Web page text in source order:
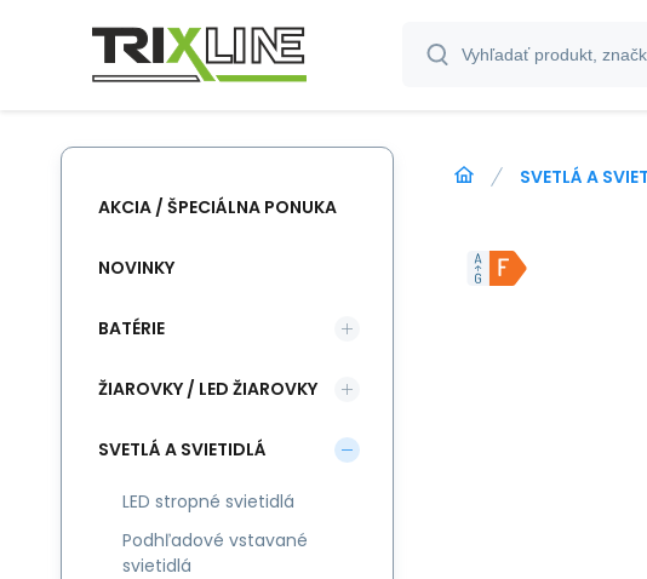
SVETLÁ A
AKCIA / ŠPECIÁLNA PONUKA
NOVINKY
BATÉRIE
ŽIAROVKY / LED ŽIAROVKY
SVETLÁ A SVIETIDLÁ
LED stropné svietidlá
Podhľadové vstavané
svietidlá